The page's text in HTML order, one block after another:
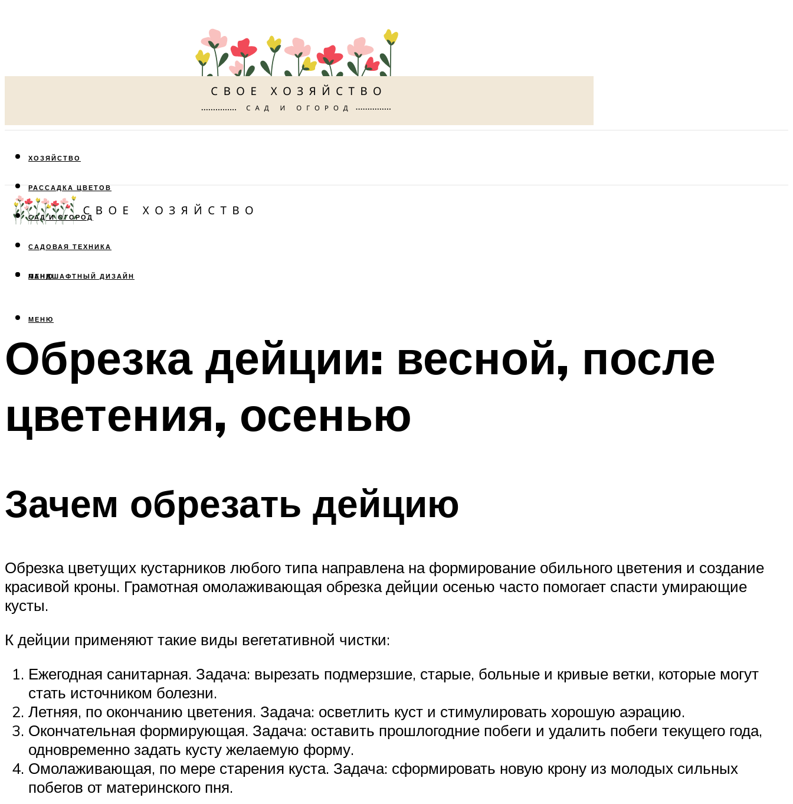
ХОЗЯЙСТВО
РАССАДКА ЦВЕТОВ
САД И ОГОРОД
САДОВАЯ ТЕХНИКА
ЛАНДШАФТНЫЙ ДИЗАЙН
МЕНЮ
МЕНЮ
Обрезка дейции: весной, после
цветения, осенью
Зачем обрезать дейцию
Обрезка цветущих кустарников любого типа направлена на формирование обильного цветения и создание
красивой кроны. Грамотная омолаживающая обрезка дейции осенью часто помогает спасти умирающие
кусты.
К дейции применяют такие виды вегетативной чистки:
Ежегодная санитарная. Задача: вырезать подмерзшие, старые, больные и кривые ветки, которые могут
стать источником болезни.
Летняя, по окончанию цветения. Задача: осветлить куст и стимулировать хорошую аэрацию.
Окончательная формирующая. Задача: оставить прошлогодние побеги и удалить побеги текущего года,
одновременно задать кусту желаемую форму.
Омолаживающая, по мере старения куста. Задача: сформировать новую крону из молодых сильных
побегов от материнского пня.